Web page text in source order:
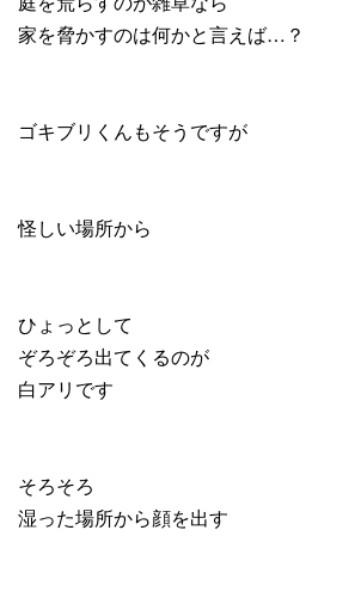
家を脅かすのは何かと言えば…？
ゴキブリくんもそうですが
怪しい場所から
ひょっとして
ぞろぞろ出てくるのが
白アリです
そろそろ
湿った場所から顔を出す